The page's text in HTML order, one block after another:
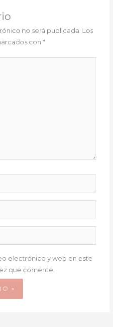
no será publicada. Los
con*
electrónico y web en este
que comente.